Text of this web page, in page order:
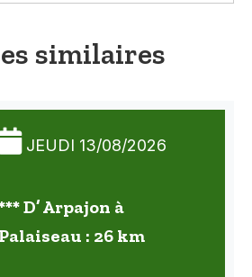
similaires
JEUDI 13/08/2026
D’ Arpajon à
Palaiseau : 26 km